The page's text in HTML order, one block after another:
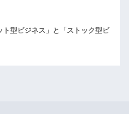
ト型ビジネス」と「ストック型ビ